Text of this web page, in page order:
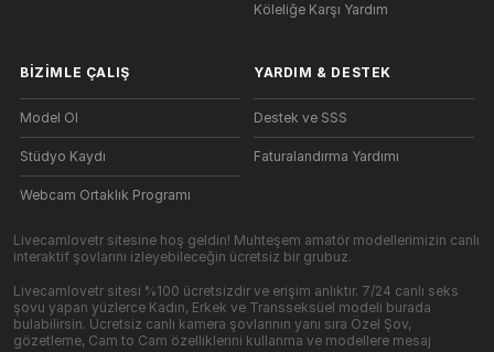
Köleliğe Karşı Yardım
BIZIMLE ÇALIŞ
Model Ol
Stüdyo Kaydı
Webcam Ortaklık Programı
YARDIM & DESTEK
Destek ve SSS
Faturalandırma Yardımı
Livecamlovetr sitesine hoş geldin! Muhteşem amatör modellerimizin canlı
interaktif şovlarını izleyebileceğin ücretsiz bir grubuz.
Livecamlovetr sitesi %100 ücretsizdir ve erişim anlıktır. 7/24 canlı seks
şovu yapan yüzlerce Kadın, Erkek ve Transseksüel modeli burada
bulabilirsin. Ücretsiz canlı kamera şovlarının yanı sıra Özel Şov,
gözetleme, Cam to Cam özelliklerini kullanma ve modellere mesaj